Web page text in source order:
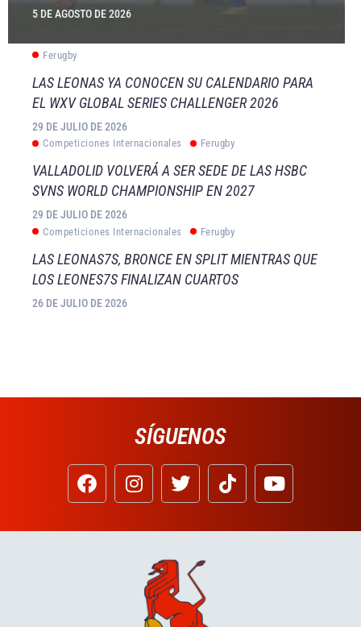
5 DE AGOSTO DE 2026
Ferugby
LAS LEONAS YA CONOCEN SU CALENDARIO PARA
EL WXV GLOBAL SERIES CHALLENGER 2026
29 DE JULIO DE 2026
Competiciones Internacionales Ferugby
VALLADOLID VOLVERÁ A SER SEDE DE LAS HSBC
SVNS WORLD CHAMPIONSHIP EN 2027
29 DE JULIO DE 2026
Competiciones Internacionales Ferugby
LAS LEONAS7S, BRONCE EN SPLIT MIENTRAS QUE
LOS LEONES7S FINALIZAN CUARTOS
26 DE JULIO DE 2026
SÍGUENOS